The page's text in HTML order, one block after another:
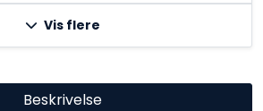
Vis flere
Beskrivelse